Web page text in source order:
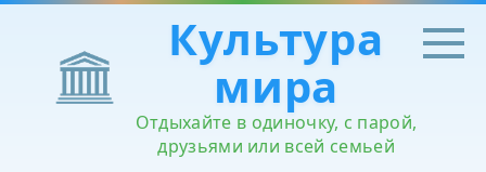
Перейти
контенту
Культура
мира
Отдыхайте в одиночку, с парой,
друзьями или всей семьей